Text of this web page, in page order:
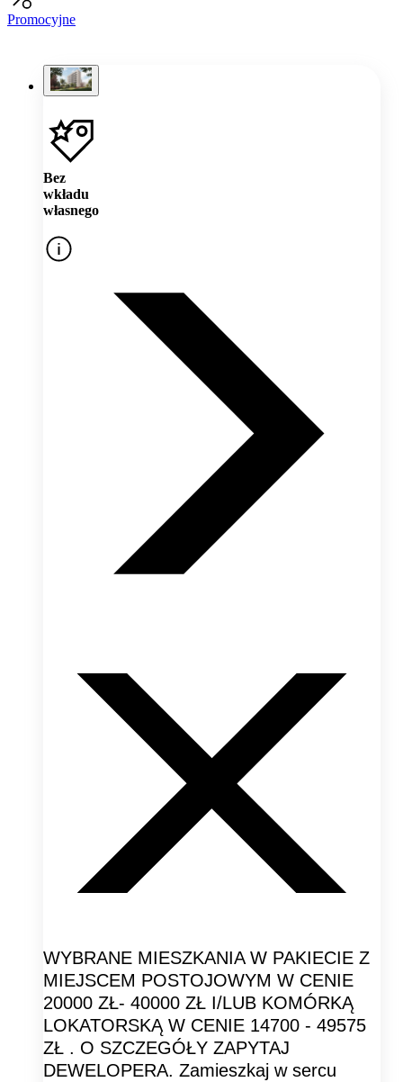
Promocyjne
Bez
wkładu
własnego
WYBRANE MIESZKANIA W PAKIECIE Z
MIEJSCEM POSTOJOWYM W CENIE
20000 ZŁ- 40000 ZŁ I/LUB KOMÓRKĄ
LOKATORSKĄ W CENIE 14700 - 49575
ZŁ . O SZCZEGÓŁY ZAPYTAJ
DEWELOPERA. Zamieszkaj w sercu